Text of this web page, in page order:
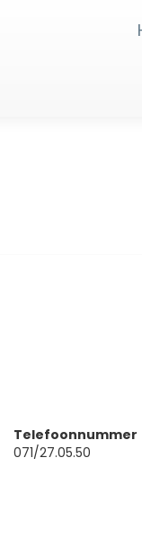
Telefoonnummer
071/27.05.50